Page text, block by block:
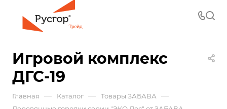
Игровой комплекс
ДГС-19
Главная — Каталог — Товары ЗАБАВА —